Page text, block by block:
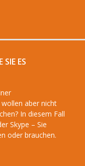
ES
aber nicht
In diesem Fall
Skype – Sie
oder brauchen.